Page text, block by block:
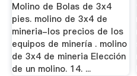
Molino de Bolas de 3x4
pies. molino de 3x4 de
mineria-los precios de los
equipos de minería . molino
de 3x4 de mineria Elección
de un molino. 14. ...